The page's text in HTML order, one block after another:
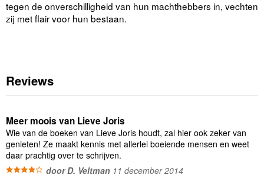
tegen de onverschilligheid van hun machthebbers in, vechten
zij met flair voor hun bestaan.
Reviews
Meer moois van Lieve Joris
Wie van de boeken van Lieve Joris houdt, zal hier ook zeker van
genieten! Ze maakt kennis met allerlei boeiende mensen en weet
daar prachtig over te schrijven.
door D. Veltman 11 december 2014